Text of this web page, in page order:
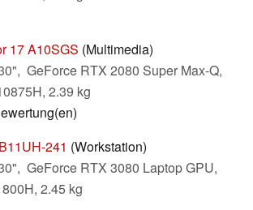
17 A10SGS (Multimedia)
GeForce RTX 2080 Super Max-Q,
2.39 kg
241 (Workstation)
GeForce RTX 3080 Laptop GPU,
2.45 kg